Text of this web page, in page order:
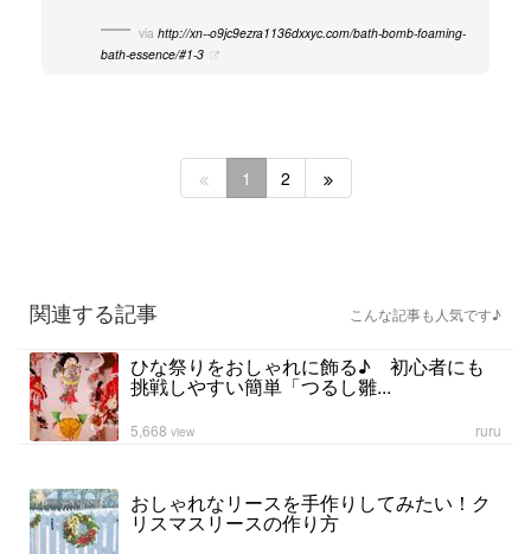
via http://xn--o9jc9ezra1136dxxyc.com/bath-bomb-foaming-
bath-essence/#1-3
1 2
関連する記事 こんな記事も人気です♪
ひな祭りをおしゃれに飾る♪ 初心者にも
挑戦しやすい簡単「つるし雛...
ruru
5,668 view
おしゃれなリースを手作りしてみたい！ク
リスマスリースの作り方